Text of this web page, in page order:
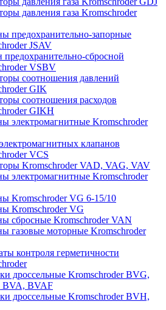
давления газа Kromschroder
предохранительно-запорные
JSAV
предохранительно-сбросной
VSBV
соотношения давлений
GIK
соотношения расходов
GIKH
электромагнитные Kromschroder
клапанов
VCS
Kromschroder VAD, VAG, VAV
электромагнитные Kromschroder
Kromschroder VG 6-15/10
Kromschroder VG
сбросные Kromschroder VAN
газовые моторные Kromschroder
контроля герметичности
дроссельные Kromschroder BVG,
BVA, BVAF
дроссельные Kromschroder BVH,